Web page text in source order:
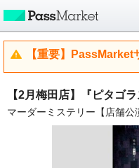
【重要】PassMarket
【2月梅田店】『ピタゴラ
マーダーミステリー【店舗公